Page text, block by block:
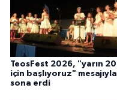
TeosFest 2026, "yarın
için başlıyoruz" mesajıyla
sona erdi